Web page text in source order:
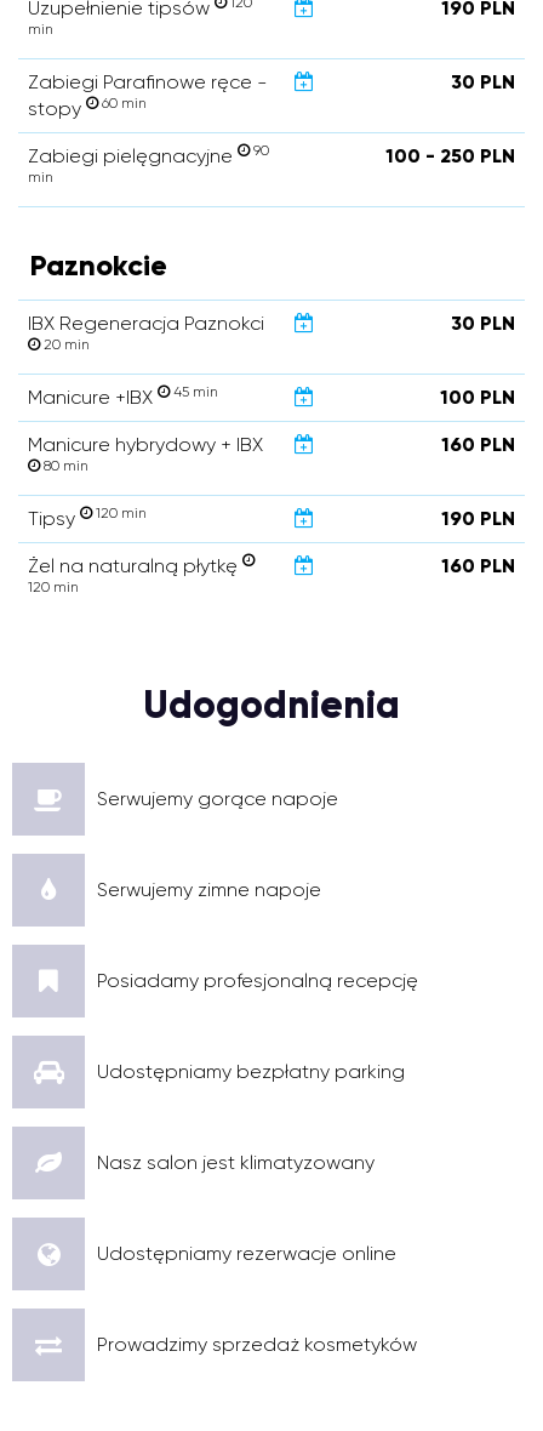
Uzupełnienie tipsów
min
190 PLN
Zabiegi Parafinowe ręce -
stopy
60 min
30 PLN
Zabiegi pielęgnacyjne
90
min
100 - 250 PLN
Paznokcie
IBX Regeneracja Paznokci
20 min
30 PLN
Manicure +IBX 45 min 100 PLN
Manicure hybrydowy + IBX
80 min
160 PLN
Tipsy 120 min 190 PLN
Żel na naturalną płytkę
120 min
160 PLN
Udogodnienia
Serwujemy gorące napoje
Serwujemy zimne napoje
Posiadamy profesjonalną recepcję
Udostępniamy bezpłatny parking
Nasz salon jest klimatyzowany
Udostępniamy rezerwacje online
Prowadzimy sprzedaż kosmetyków